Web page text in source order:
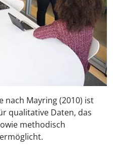
nach Mayring (2010) ist
qualitative Daten, das
methodisch